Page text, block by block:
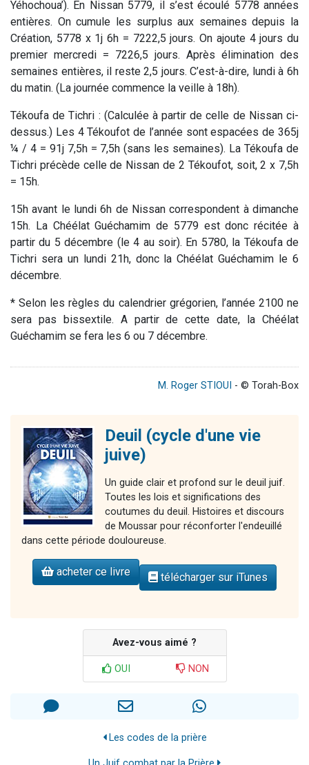
Yéhochoua’). En Nissan 5779, il s’est écoulé 5778 années
entières. On cumule les surplus aux semaines depuis la
Création, 5778 x 1j 6h = 7222,5 jours. On ajoute 4 jours du
premier mercredi = 7226,5 jours. Après élimination des
semaines entières, il reste 2,5 jours. C’est-à-dire, lundi à 6h
du matin. (La journée commence la veille à 18h).
Tékoufa de Tichri : (Calculée à partir de celle de Nissan ci-
dessus.) Les 4 Tékoufot de l’année sont espacées de 365j
¼ / 4 = 91j 7,5h = 7,5h (sans les semaines). La Tékoufa de
Tichri précède celle de Nissan de 2 Tékoufot, soit, 2 x 7,5h
= 15h.
15h avant le lundi 6h de Nissan correspondent à dimanche
15h. La Chéélat Guéchamim de 5779 est donc récitée à
partir du 5 décembre (le 4 au soir). En 5780, la Tékoufa de
Tichri sera un lundi 21h, donc la Chéélat Guéchamim le 6
décembre.
* Selon les règles du calendrier grégorien, l’année 2100 ne
sera pas bissextile. A partir de cette date, la Chéélat
Guéchamim se fera les 6 ou 7 décembre.
M. Roger STIOUI - © Torah-Box
Deuil (cycle d'une vie
juive)
Un guide clair et profond sur le deuil juif.
Toutes les lois et significations des
coutumes du deuil. Histoires et discours
de Moussar pour réconforter l'endeuillé
dans cette période douloureuse.
acheter ce livre télécharger sur iTunes
Avez-vous aimé ?
OUI NON
Les codes de la prière